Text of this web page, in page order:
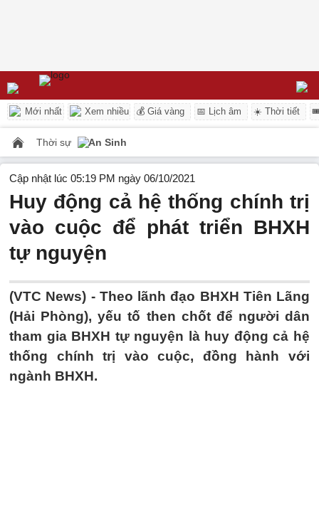
Mới nhất Xem nhiều 💰 Giá vàng 📅 Lịch âm ☀️ Thời tiết
Thời sự An Sinh
Cập nhật lúc 05:19 PM ngày 06/10/2021
Huy động cả hệ thống chính trị
vào cuộc để phát triển BHXH
tự nguyện
(VTC News) - Theo lãnh đạo BHXH Tiên Lãng
(Hải Phòng), yếu tố then chốt để người dân
tham gia BHXH tự nguyện là huy động cả hệ
thống chính trị vào cuộc, đồng hành với
ngành BHXH.